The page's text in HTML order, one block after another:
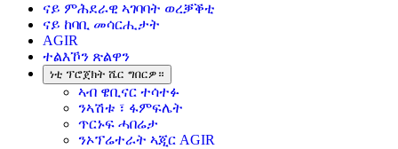
ናይ ምሕደራዊ ኣገባባት ወረቓቕቲ
ናይ ከባቢ መሳርሒታት
AGIR
ተልእኾን ጽልዋን
ነቲ ፕሮጀክት ሼር ግበርዎ።
ኣብ ዌቢናር ተሳተፉ
ንኣሽቱ ፣ ፋምፍሌት
ጥርኑፍ ሓበሬታ
ንኦፕሬተራት ኣጂር AGIR